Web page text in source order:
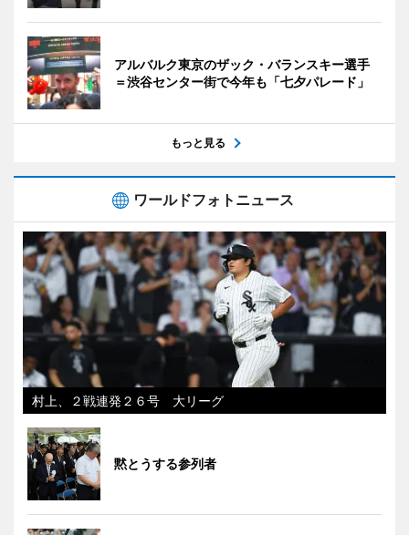
アルバルク東京のザック・バランスキー選手
＝渋谷センター街で今年も「七夕パレード」
もっと見る
ワールドフォトニュース
村上、２戦連発２６号 大リーグ
黙とうする参列者